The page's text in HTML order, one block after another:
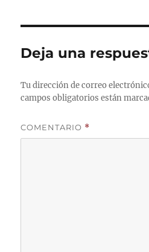
Deja una
Tu dirección de correo
campos obligatorios están
COMENTARIO *